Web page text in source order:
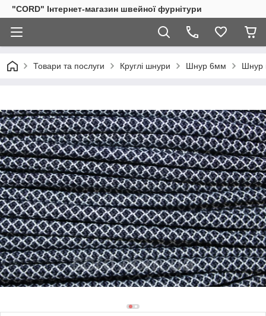
"CORD" Інтернет-магазин швейної фурнітури
Товари та послуги Круглі шнури Шнур 6мм Шнур